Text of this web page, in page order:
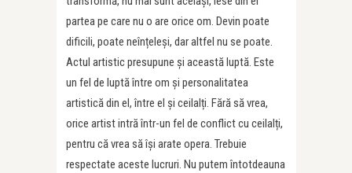
partea pe care nu o are orice om. Devin poate
dificili, poate neînțeleși, dar altfel nu se poate.
Actul artistic presupune și această luptă. Este
un fel de luptă între om și personalitatea
artistică din el, între el și ceilalți. Fără să vrea,
orice artist intră într-un fel de conflict cu ceilalți,
pentru că vrea să își arate opera. Trebuie
respectate aceste lucruri. Nu putem întotdeauna